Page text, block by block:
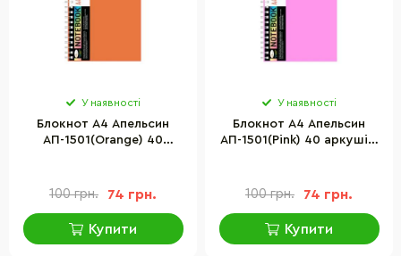
У наявності
Блокнот А4 Апельсин
АП-1501(Orange) 40
100 грн. 74 грн.
Купити
У наявності
Блокнот А4 Апельсин
АП-1501(Pink) 40 аркушів,
100 грн. 74 грн.
Купити